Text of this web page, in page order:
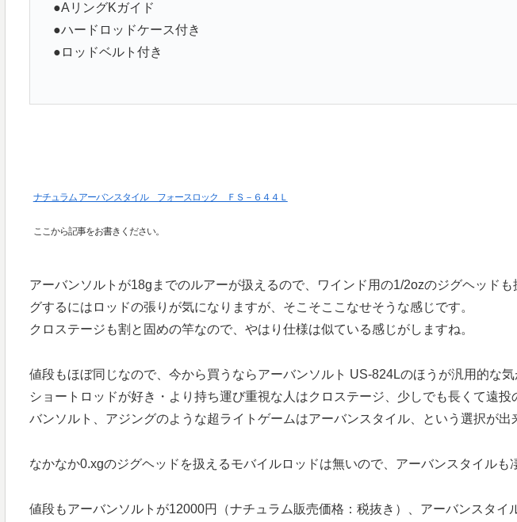
●AリングKガイド
●ハードロッドケース付き
●ロッドベルト付き
ナチュラム アーバンスタイル フォースロック ＦＳ－６４４Ｌ
ここから記事をお書きください。
アーバンソルトが18gまでのルアーが扱えるので、ワインド用の1/2ozのジグヘッド
グするにはロッドの張りが気になりますが、そこそここなせそうな感じです。
クロステージも割と固めの竿なので、やはり仕様は似ている感じがしますね。
値段もほぼ同じなので、今から買うならアーバンソルト US-824Lのほうが汎用的な気
ショートロッドが好き・より持ち運び重視な人はクロステージ、少しでも長くて遠
バンソルト、アジングのような超ライトゲームはアーバンスタイル、という選択が出
なかなか0.xgのジグヘッドを扱えるモバイルロッドは無いので、アーバンスタイルも
値段もアーバンソルトが12000円（ナチュラム販売価格：税抜き）、アーバンスタイ